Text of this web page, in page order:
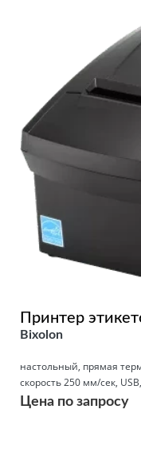
Принтер
Bixolon
настольный, прямая
скорость 250 мм/сек,
Цена по запросу